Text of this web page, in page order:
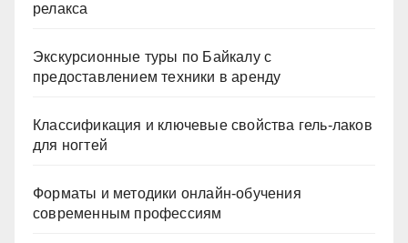
релакса
Экскурсионные туры по Байкалу с
предоставлением техники в аренду
Классификация и ключевые свойства гель-лаков
для ногтей
Форматы и методики онлайн-обучения
современным профессиям